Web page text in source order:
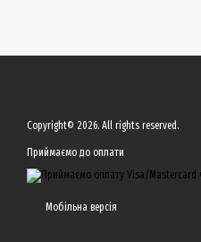
Copyright© 2026. All rights reserved.
Приймаємо до оплати
Мобільна версія